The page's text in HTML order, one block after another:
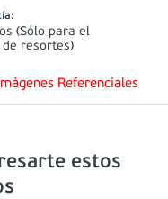
:
(Sólo para el
de resortes)
Referenciales
estos